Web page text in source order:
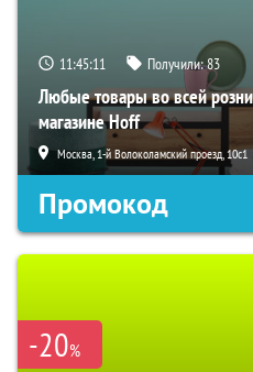
11:45:10 Получили:83
Любые товары во всей
магазине Hoff
Москва, 1-й Волоколамский проезд, 10с1
Промокод
-20%